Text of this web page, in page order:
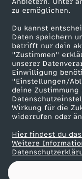
Anbietern. Unter
zu ermöglichen.
Du kannst
Daten speichern
betrifft nur dein
"Zustimmen"
unserer
Einwilligung
"Einstellungen/
deine
Wirkung für die
widerrufen oder
Hier findest du
Weitere
l
l
e
t
s
i
m
Karriere
ZDF goes Schule
Werbefernsehen
Mainzelmännchen
Partner